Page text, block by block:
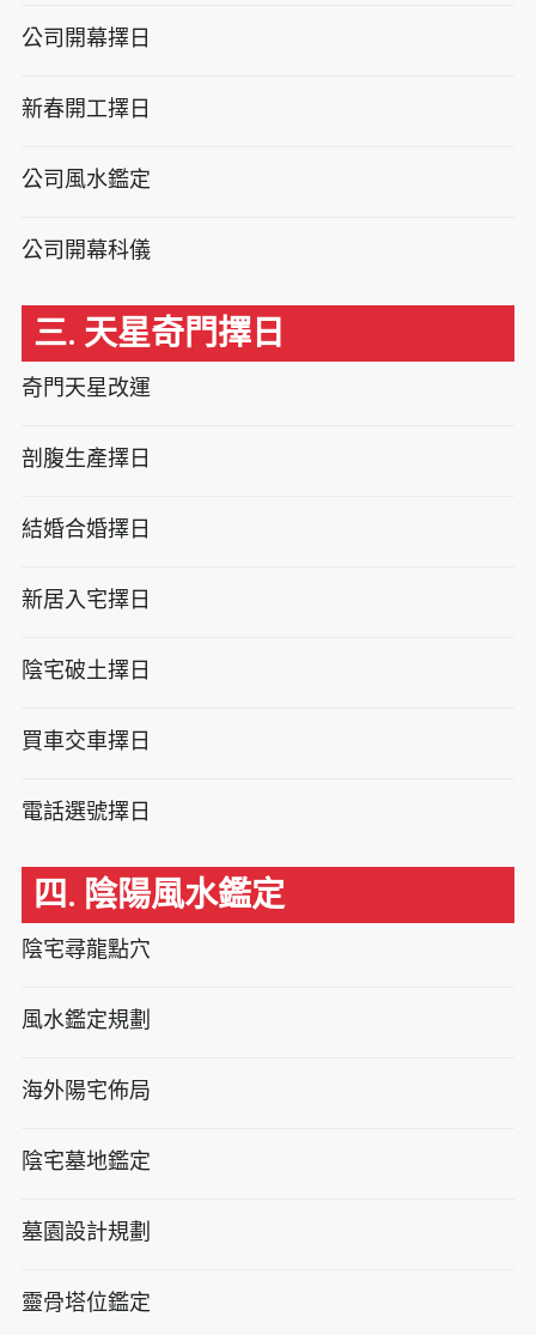
公司開幕擇日
新春開工擇日
公司風水鑑定
公司開幕科儀
三. 天星奇門擇日
奇門天星改運
剖腹生產擇日
結婚合婚擇日
新居入宅擇日
陰宅破土擇日
買車交車擇日
電話選號擇日
四. 陰陽風水鑑定
陰宅尋龍點穴
風水鑑定規劃
海外陽宅佈局
陰宅墓地鑑定
墓園設計規劃
靈骨塔位鑑定